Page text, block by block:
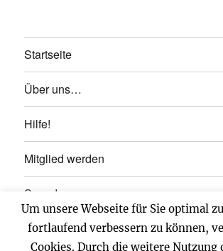
Startseite
Über uns…
Hilfe!
Mitglied werden
Spenden
Impressum
Um unsere Webseite für Sie optimal
fortlaufend verbessern zu können,
Cookies. Durch die weitere Nutzung